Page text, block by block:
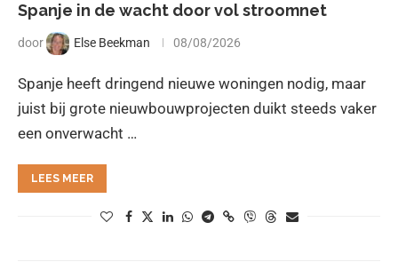
Spanje in de wacht door vol stroomnet
door Else Beekman 08/08/2026
Spanje heeft dringend nieuwe woningen nodig, maar
juist bij grote nieuwbouwprojecten duikt steeds vaker
een onverwacht …
LEES MEER